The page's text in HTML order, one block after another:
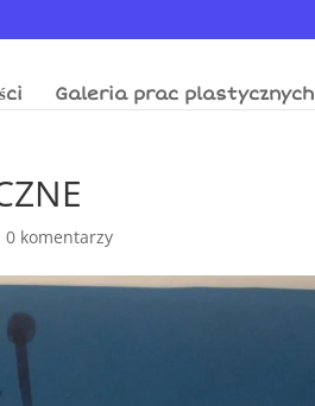
Galeria prac plastycznych
0 komentarzy